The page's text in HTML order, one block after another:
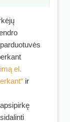
parduotuvės
el.
ir